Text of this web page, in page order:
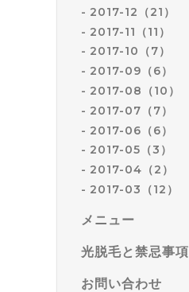
2017-12（21）
2017-11（11）
2017-10（7）
2017-09（6）
2017-08（10）
2017-07（7）
2017-06（6）
2017-05（3）
2017-04（2）
2017-03（12）
メニュー
光脱毛と禁忌事項
お問い合わせ